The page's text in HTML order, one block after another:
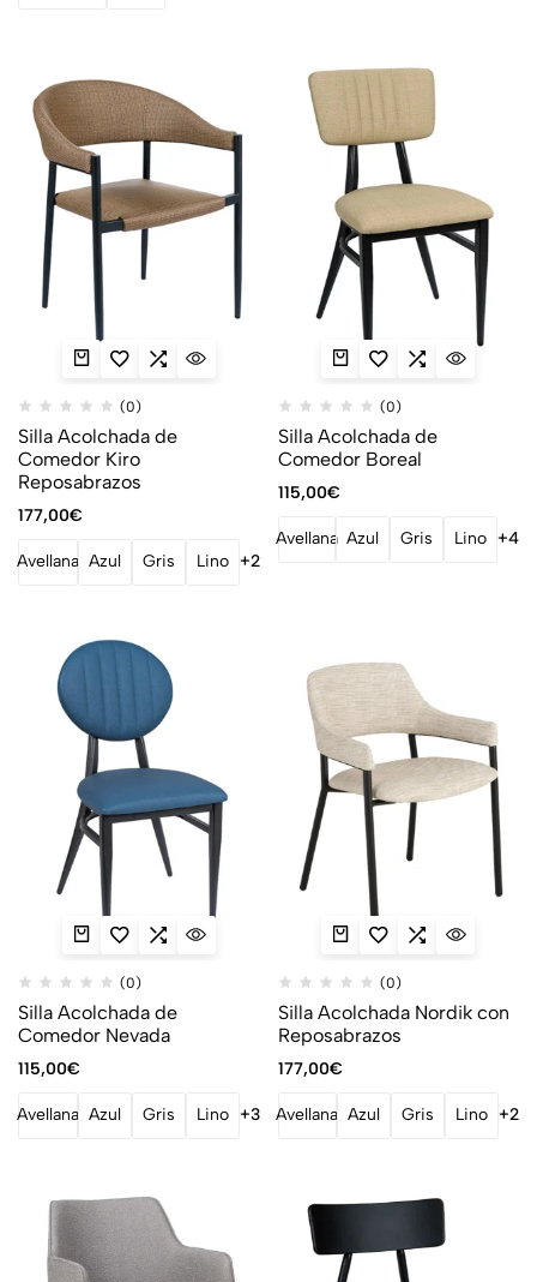
(0)
Silla Acolchada de
Comedor Kiro
Reposabrazos
177,00€
Avellana Azul Gris Lino +2
(0)
Silla Acolchada de
Comedor Boreal
115,00€
Avellana Azul Gris Lino +4
(0)
Silla Acolchada de
Comedor Nevada
115,00€
Avellana Azul Gris Lino +3
(0)
Silla Acolchada Nordik con
Reposabrazos
177,00€
Avellana Azul Gris Lino +2